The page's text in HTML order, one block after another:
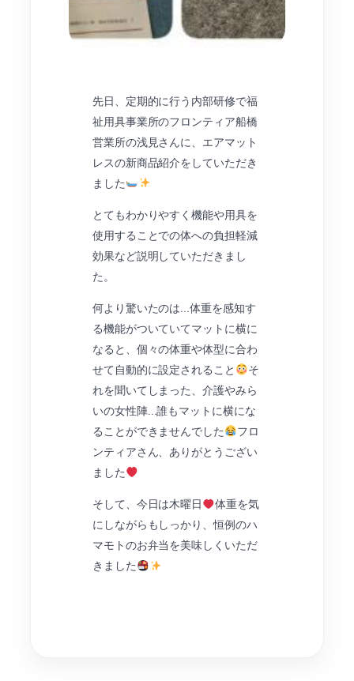
先日、定期的に行う内部研修で福
祉用具事業所のフロンティア船橋
営業所の浅見さんに、エアマット
レスの新商品紹介をしていただき
ました
とてもわかりやすく機能や用具を
使用することでの体への負担軽減
効果など説明していただきまし
た。
何より驚いたのは…体重を感知す
る機能がついていてマットに横に
なると、個々の体重や体型に合わ
せて自動的に設定されること
そ
れを聞いてしまった、介護やみら
いの女性陣…誰もマットに横にな
ることができませんでした
フロ
ンティアさん、ありがとうござい
ました
そして、今日は木曜日
体重を気
にしながらもしっかり、恒例のハ
マモトのお弁当を美味しくいただ
きました